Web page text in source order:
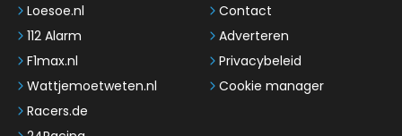
Loesoe.nl
112 Alarm
F1max.nl
Wattjemoetweten.nl
Racers.de
Contact
Adverteren
Privacybeleid
Cookie manager